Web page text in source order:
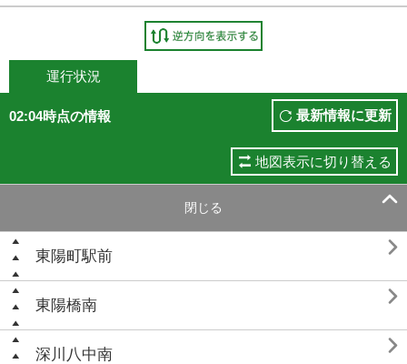
運行状況
02:04時点の情報 最新情報に更新
地図表示に切り替える
閉じる 
東陽町駅前 
東陽橋南 
深川八中南 